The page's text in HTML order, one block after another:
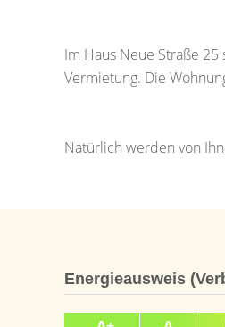
Im Haus Neue Straße
Vermietung. Die
Natürlich werden von
Energieausweis